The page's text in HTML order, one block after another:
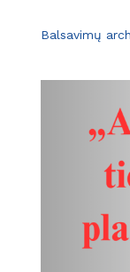
Balsavimų